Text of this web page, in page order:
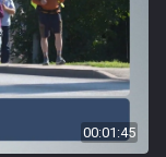
00:01:45